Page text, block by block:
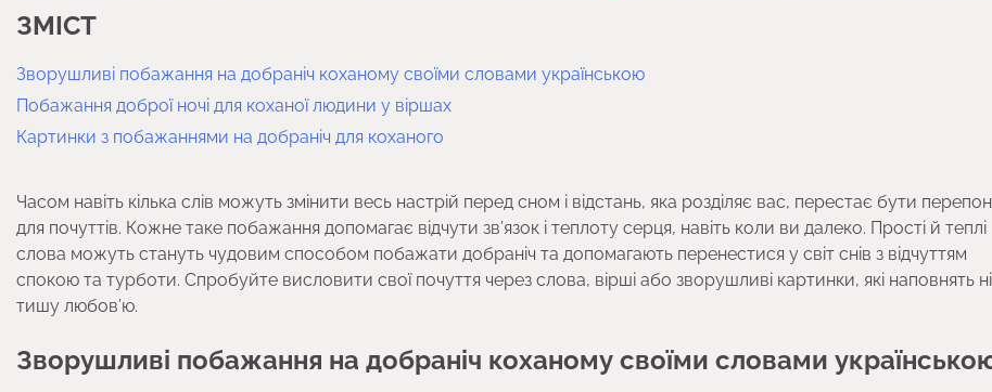
ЗМІСТ
Зворушливі побажання на добраніч коханому своїми словами українською
Побажання доброї ночі для коханої людини у віршах
Картинки з побажаннями на добраніч для коханого
Часом навіть кілька слів можуть змінити весь настрій перед сном і відстань, яка розділяє вас, перестає бути
для почуттів. Кожне таке побажання допомагає відчути зв’язок і теплоту серця, навіть коли ви далеко. Прості й теплі
слова можуть стануть чудовим способом побажати добраніч та допомагають перенестися у світ снів з відчуттям
спокою та турботи. Спробуйте висловити свої почуття через слова, вірші або зворушливі картинки, які наповнять
тишу любов’ю.
Зворушливі побажання на добраніч коханому своїми словами